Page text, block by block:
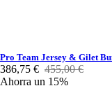
Pro Team Jersey & Gilet
386,75 € 455,00 €
Ahorra un 15%